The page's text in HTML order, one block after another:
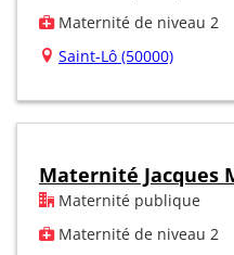
Maternité de niveau 2
Saint-Lô (50000)
Maternité Jacques
Maternité publique
Maternité de niveau 2